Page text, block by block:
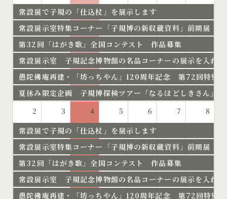
常設展で子規の「仕込杖」を展示します
常設展示室特集コーナー「子規博の新収蔵資料」前期展
第32回「はがき歌」全国コンテスト 作品募集
常設展示室 子規記念博物館の名品コーナーの展示を入れ
愚陀佛庵再建・「坊っちやん」120周年記念 第72回特別
夏休み限定企画 子規博探検ツアー「なるほどしきさん」
2
3 4 5 6 7
8
常設展で子規の「仕込杖」を展示します
常設展示室特集コーナー「子規博の新収蔵資料」前期展
第32回「はがき歌」全国コンテスト 作品募集
常設展示室 子規記念博物館の名品コーナーの展示を入れ
愚陀佛庵再建・「坊っちやん」120周年記念 第72回特別